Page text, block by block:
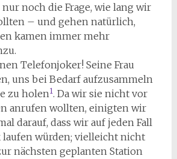
noch die Frage, wie lang wir
– und gehen natürlich,
kamen immer mehr
Telefonjoker! Seine Frau
uns bei Bedarf aufzusammeln
zu holen1. Da wir sie nicht vor
anrufen wollten, einigten wir
darauf, dass wir auf jeden Fall
laufen würden; vielleicht nicht
nächsten geplanten Station